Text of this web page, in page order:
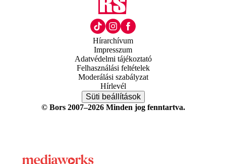
Hírarchívum
Impresszum
Adatvédelmi tájékoztató
Felhasználási feltételek
Moderálási szabályzat
Hírlevél
Süti beállítások
© Bors 2007–2026 Minden jog fenntartva.